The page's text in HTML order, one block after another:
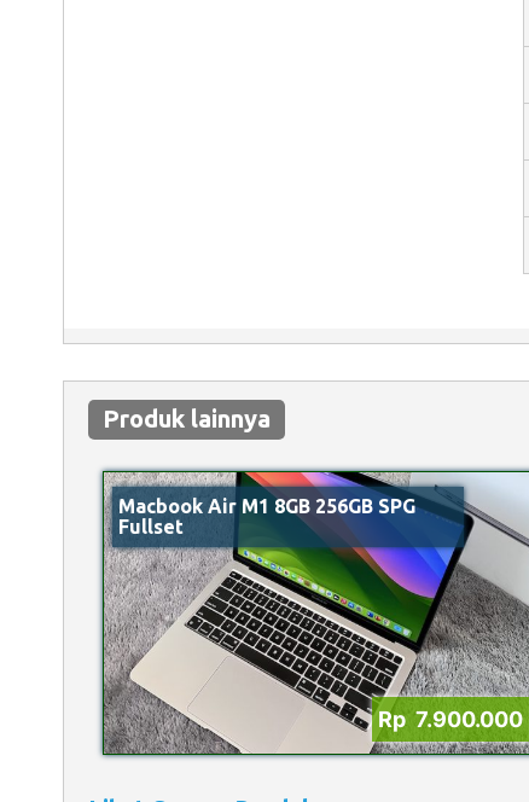
Produk lainnya
Macbook Air M1 8GB 256GB SPG
Fullset
Rp 7.900.000